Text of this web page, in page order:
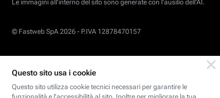
Le immagini all’interno del sito sono generate con l'ausilio dell'AI.
© Fastweb SpA 2026 - P.IVA 12878470157